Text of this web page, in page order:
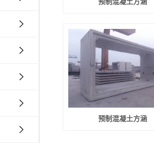
预制混凝土方涵
预制混凝土方涵